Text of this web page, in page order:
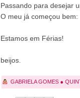
Passando para desejar
O meu já começou
Estamos em Férias!
beijos.
GABRIELA GOMES ●